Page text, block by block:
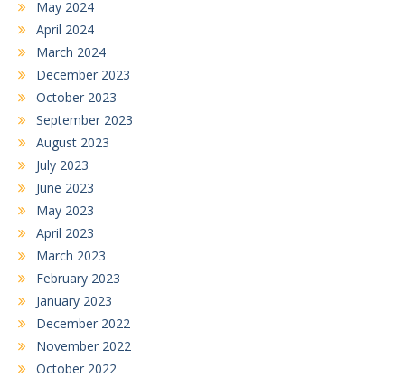
May 2024
April 2024
March 2024
December 2023
October 2023
September 2023
August 2023
July 2023
June 2023
May 2023
April 2023
March 2023
February 2023
January 2023
December 2022
November 2022
October 2022